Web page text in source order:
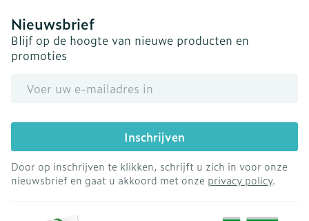
Nieuwsbrief
Blijf op de hoogte van nieuwe producten en
promoties
Inschrijven
Door op inschrijven te klikken, schrijft u zich in voor onze
nieuwsbrief en gaat u akkoord met onze privacy policy.